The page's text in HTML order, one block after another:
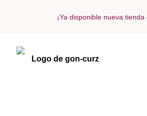
¡Ya disponible nueva tienda